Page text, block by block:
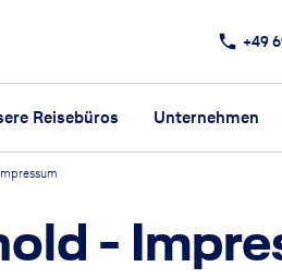
+49
Reisebüros Unternehmen
-